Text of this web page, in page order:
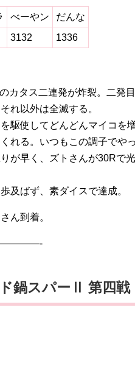
べーやン
だんな
3132 1336
カタス二連発が炸裂。二発
れ以外は全滅する。
駆使してどんどんマイコを
れる。いつもこの調子でや
が早く、ズトさんが30Rで
及ばず、素ダイスで達成。
ん到着。
鍋スパーⅡ 第四戦